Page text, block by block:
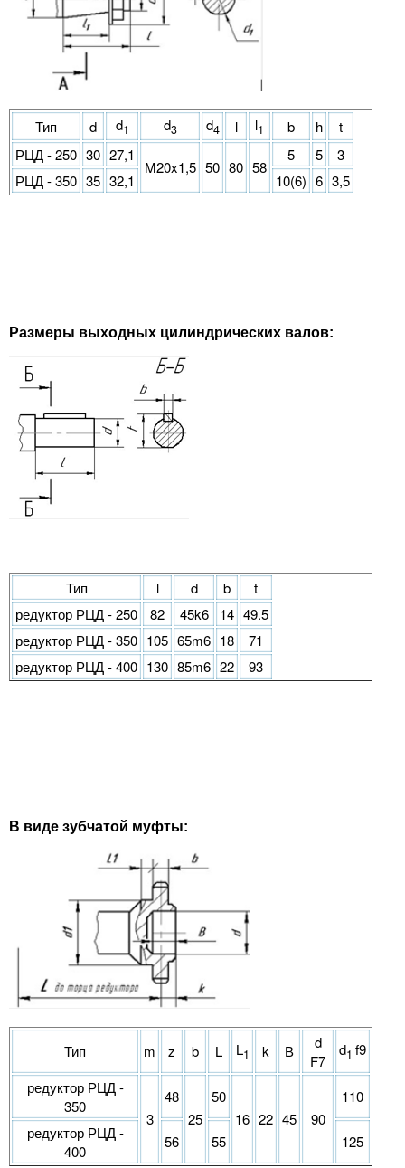
Тип d d1 d3 d4 l l1 b h
t
РЦД - 250 30 27,1
M20x1,5 50 80 58
5 5
3
РЦД - 350 35 32,1 10(6) 6 3,5
Размеры выходных цилиндрических валов:
Тип l d b
t
редуктор РЦД - 250
82 45k6 14 49.5
редуктор РЦД - 350 105 65m6 18
71
редуктор РЦД - 400 130 85m6 22 93
В виде зубчатой муфты:
Тип m z b L L1 k В
d
F7
d1 f9
редуктор РЦД -
350
3
48
25
50
16 22 45 90
110
редуктор РЦД -
400
56 55 125